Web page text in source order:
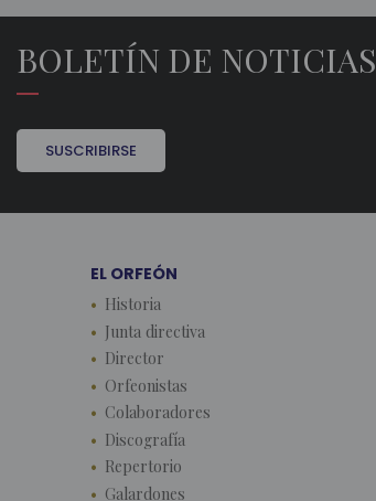
BOLETÍN DE NOTICIAS
SUSCRIBIRSE
EL ORFEÓN
Historia
Junta directiva
Director
Orfeonistas
Colaboradores
Discografía
Repertorio
Galardones